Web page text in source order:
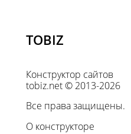
TOBIZ
Конструктор сайтов
tobiz.net © 2013-2026
Все права защищены.
О конструкторе